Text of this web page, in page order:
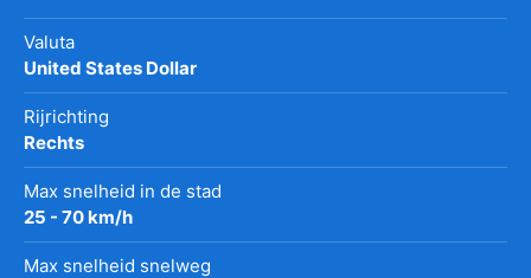
Valuta
United States Dollar
Rijrichting
Rechts
Max snelheid in de stad
25 - 70 km/h
Max snelheid snelweg